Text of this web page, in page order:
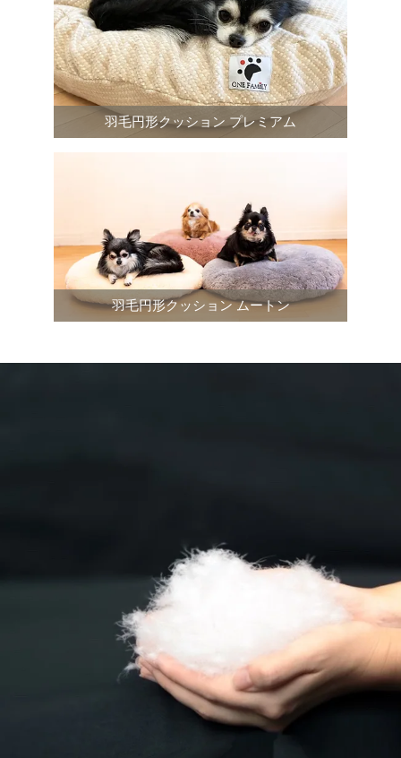
羽毛円形クッション プレミアム
羽毛円形クッション ムートン